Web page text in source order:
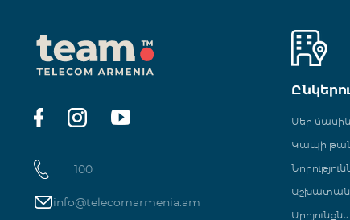
100
info@telecomarmenia.am
Մեր մասին
Կապի
Աշխատանք